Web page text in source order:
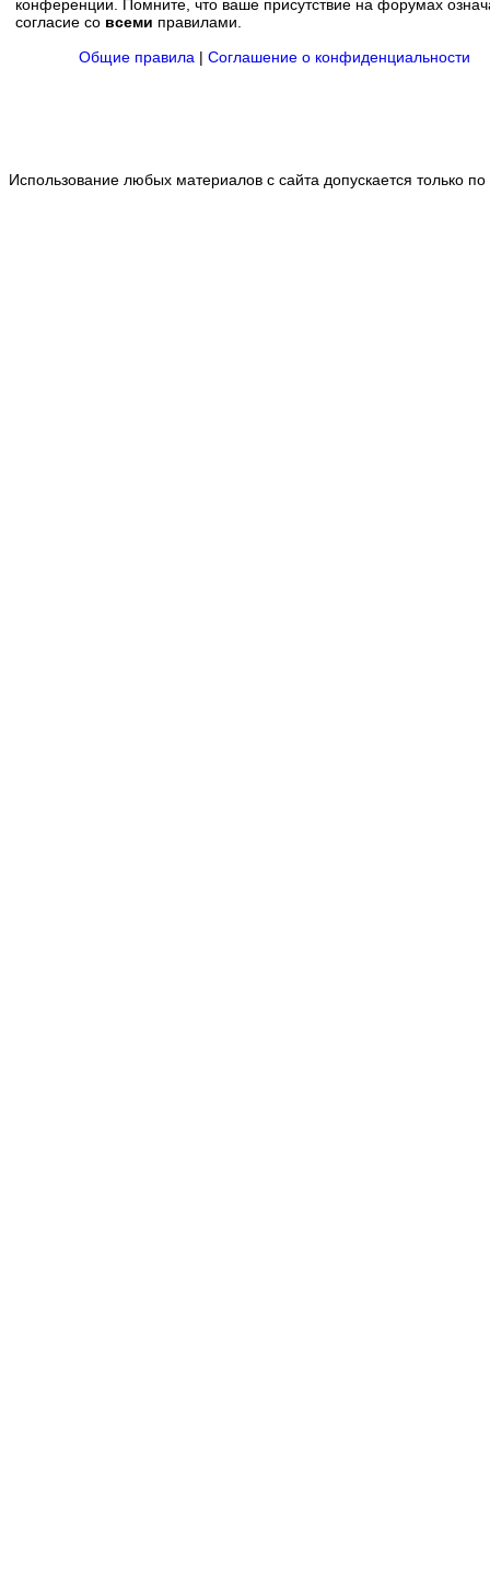
конференции. Помните, что ваше присутствие на форумах
согласие со всеми правилами.
Общие правила | Соглашение о конфиденциальности
Использование любых материалов с сайта допускается только